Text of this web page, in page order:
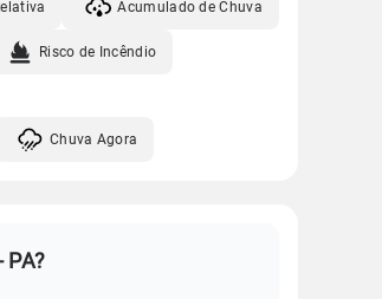
Acumulado de Chuva
Risco de Incêndio
Chuva Agora